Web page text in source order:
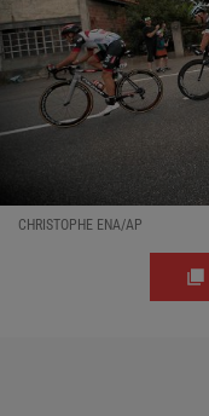
CHRISTOPHE ENA/AP